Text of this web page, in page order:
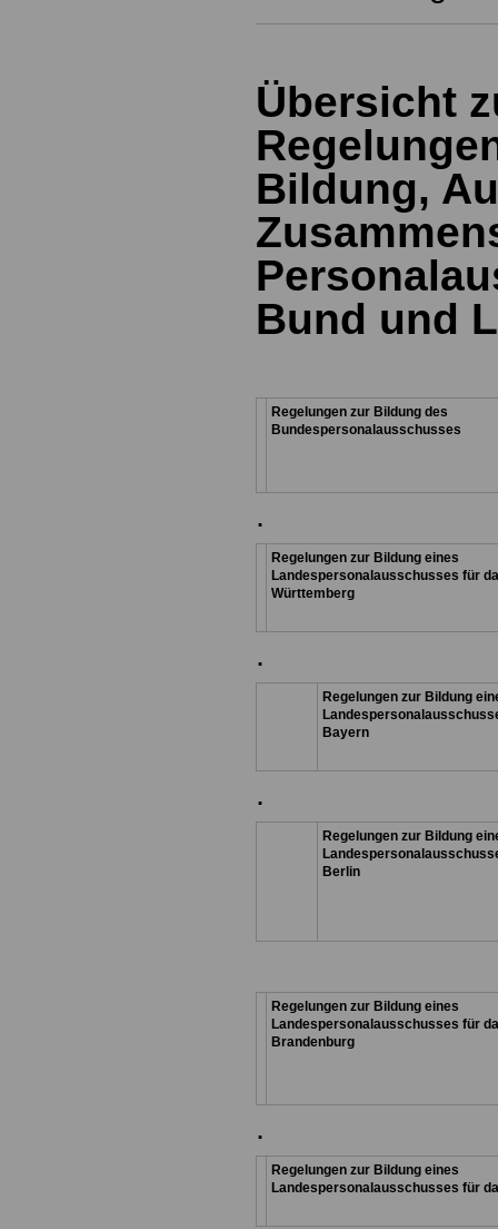
Übersicht
Bildung,
Bund und
Regelungen zur Bildung des
Bundespersonalausschusses
.
Regelungen zur Bildung eines
Landespersonalausschusses für
Württemberg
.
Regelungen zur Bildung
Bayern
.
Regelungen zur Bildung
Berlin
Regelungen zur Bildung eines
Landespersonalausschusses für
Brandenburg
.
Regelungen zur Bildung eines
Landespersonalausschusses für